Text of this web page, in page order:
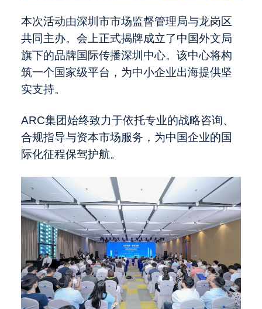
本次活动由深圳市市场监督管理局与龙岗区
共同主办。会上正式揭牌成立了中国外文局
旗下的品牌国际传播深圳中心。该中心将构
筑一个国家级平台，为中小企业出海提供坚
实支持。
ARC集团始终致力于依托专业的战略咨询、
合规指导与资本市场服务，为中国企业的国
际化征程保驾护航。